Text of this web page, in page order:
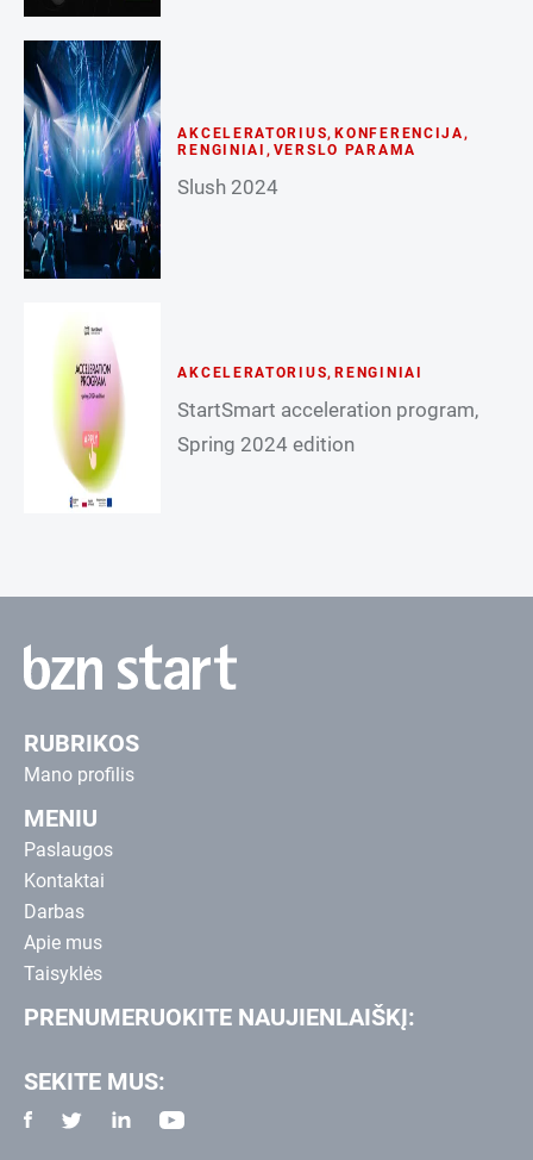
AKCELERATORIUS, KONFERENCIJA,
RENGINIAI , VERSLO PARAMA
Slush 2024
AKCELERATORIUS, RENGINIAI
StartSmart acceleration program,
Spring 2024 edition
RUBRIKOS
Mano profilis
MENIU
Paslaugos
Kontaktai
Darbas
Apie mus
Taisyklės
PRENUMERUOKITE NAUJIENLAIŠKĮ:
SEKITE MUS: